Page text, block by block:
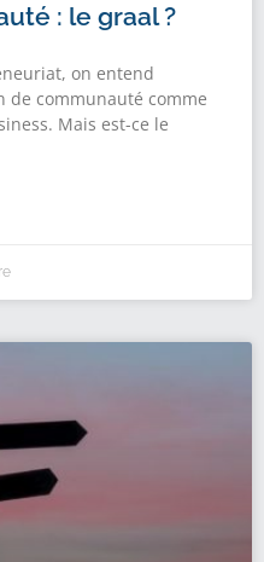
: le graal ?
on entend
de communauté comme
Mais est-ce le